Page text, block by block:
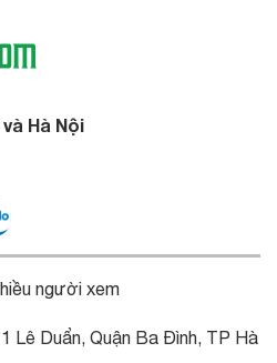
Hà Nội
người xem
Lê Duẩn, Quận Ba Đình, TP Hà